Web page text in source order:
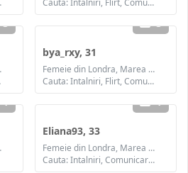
3 3
bya_rxy, 31
Femeie din Londra, Marea Britanie
Cauta: Intalniri, Flirt, Comunicare / chat, Prietenie, Casatorie
1 1
Eliana93, 33
Femeie din Londra, Marea Britanie
Cauta: Intalniri, Comunicare / chat, Prietenie, Casatorie